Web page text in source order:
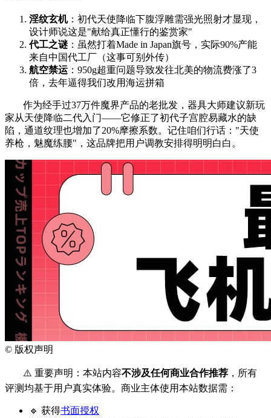
淫纹玄机：初代天使降临下腹浮雕需强光照射才显现，
设计师说这是"献给真正懂行的鉴赏家"
代工之谜：虽然打着Made in Japan旗号，实际90%产能
来自中国代工厂（这事可别外传）
航空禁运 ：950g超重问题导致发往北美的物流费涨了3
倍，去年逼得我们改用海运拼箱
作为经手过37万件魔界产品的老批发，器具大师建议新玩
家从天使降临二代入门——它修正了初代子宫腔易藏水的缺
陷，通道纹理也增加了20%摩擦系数。记住咱们行话："天使
养枪，魅魔练腰"，这品牌把用户调教安排得明明白白。
© 版权声明
⚠️ 重要声明：本站内容不涉及任何商业合作推荐 ，所有
评测均基于用户真实体验。商业主体使用本站数据需：
🔹 获得书面授权